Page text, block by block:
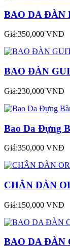
BAO DA ĐÀN
Giá:350,000 VNĐ
BAO ĐÀN
Giá:230,000 VNĐ
Bao Da Đựng
Giá:350,000 VNĐ
CHÂN ĐÀN
Giá:150,000 VNĐ
BAO DA ĐÀN